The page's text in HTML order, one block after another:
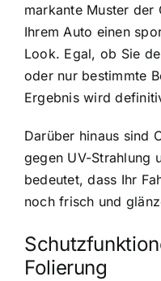
markante Muster der
Ihrem Auto einen
Look. Egal, ob Sie
oder nur bestimmte
Ergebnis wird
Darüber hinaus sind
gegen UV-Strahlung
bedeutet, dass Ihr
noch frisch und
Folierung